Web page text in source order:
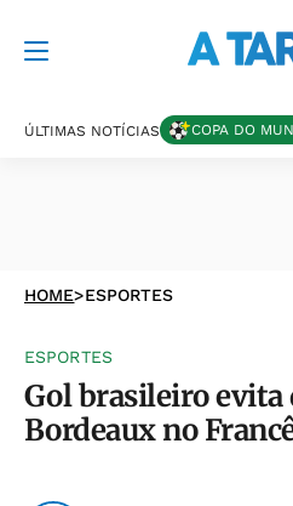
ÚLTIMAS NOTÍCIAS COPA DO
HOME>ESPORTES
ESPORTES
Gol brasileiro evita
Bordeaux no